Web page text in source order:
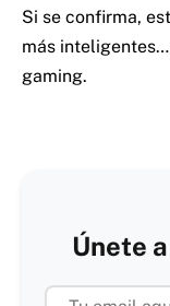
Si se confirma,
más
gaming.
Únete